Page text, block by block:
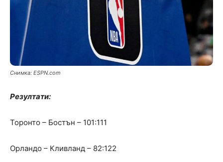
Снимка: ЕSPN.com
Резултати:
Торонто – Бостън – 101:111
Орландо – Кливланд – 82:122